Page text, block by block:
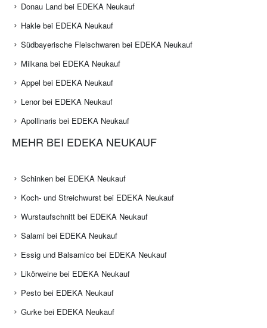
Donau Land bei EDEKA Neukauf
Hakle bei EDEKA Neukauf
Südbayerische Fleischwaren bei EDEKA Neukauf
Milkana bei EDEKA Neukauf
Appel bei EDEKA Neukauf
Lenor bei EDEKA Neukauf
Apollinaris bei EDEKA Neukauf
MEHR BEI EDEKA NEUKAUF
Schinken bei EDEKA Neukauf
Koch- und Streichwurst bei EDEKA Neukauf
Wurstaufschnitt bei EDEKA Neukauf
Salami bei EDEKA Neukauf
Essig und Balsamico bei EDEKA Neukauf
Likörweine bei EDEKA Neukauf
Pesto bei EDEKA Neukauf
Gurke bei EDEKA Neukauf